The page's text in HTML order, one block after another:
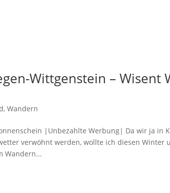
Wittgenstein – Wisent
, Wandern
|Unbezahlte Werbung| Da wir ja in
verwöhnt werden, wollte ich diesen Winter
Wandern...